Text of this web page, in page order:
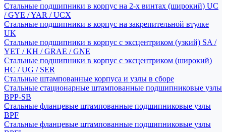
Стальные подшипники в корпус на 2-х винтах (широкий) UC
/ GYE / YAR / UCX
Стальные подшипники в корпус на закрепительной втулке
UK
Стальные подшипники в корпус с эксцентриком (узкий) SA /
YET / KH / GRAE / GNE
Стальные подшипники в корпус с эксцентриком (широкий)
HC / UG / SER
Стальные штампованные корпуса и узлы в сборе
Стальные стационарные штампованные подшипниковые узлы
BPP-SB
Стальные фланцевые штампованные подшипниковые узлы
BPF
Стальные фланцевые штампованные подшипниковые узлы